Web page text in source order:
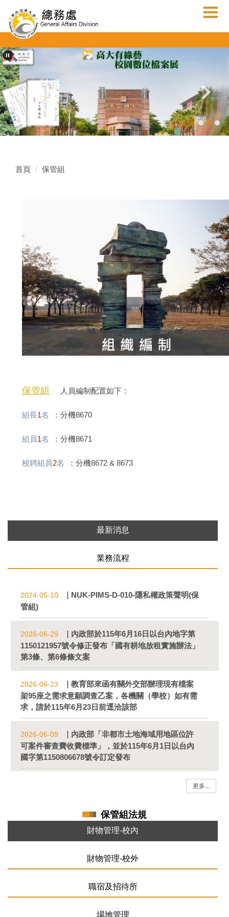
到
主
內
容
區
首頁 保管組
保管組 人員編制配置如下：
組長1名 ：分機8670
組員1名 ：分機8671
校聘組員2名 ：分機8672 & 8673
最新消息
業務流程
2024-05-10
NUK-PIMS-D-010-隱私權政策聲明(保
管組)
2026-06-29
內政部於115年6月16日以台內地字第
1150121957號令修正發布「國有耕地放租實施辦法」
第3條、第6條條文案
2026-06-23
教育部來函有關外交部辦理現有檔案
架95座之需求意願調查乙案，各機關（學校）如有需
求，請於115年6月23日前逕洽該部
2026-06-09
內政部「非都市土地海域用地區位許
可案件審查費收費標準」，並於115年6月1日以台內
國字第1150806678號令訂定發布
更多...
保管組法規
財物管理-校內
財物管理-校外
職宿及招待所
場地管理